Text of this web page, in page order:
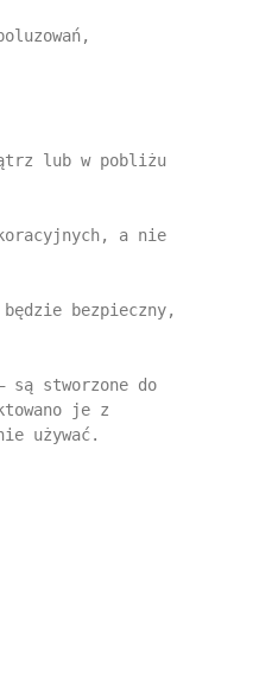
lub w pobliżu
a nie
będzie bezpieczny,
stworzone do
je z
używać.